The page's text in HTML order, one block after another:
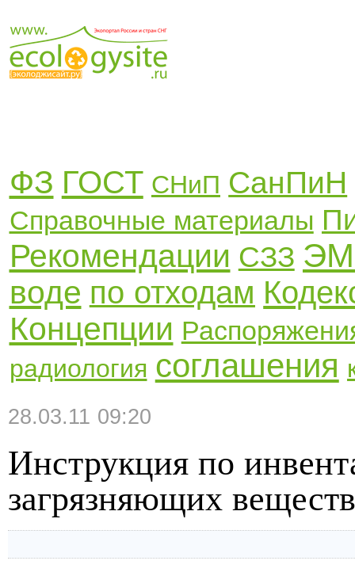
ФЗ ГОСТ СНиП СанПиН
Справочные материалы
Рекомендации СЗЗ
воде по отходам
Концепции
радиология соглашения
28.03.11 09:20
Инструкция по
загрязняющих